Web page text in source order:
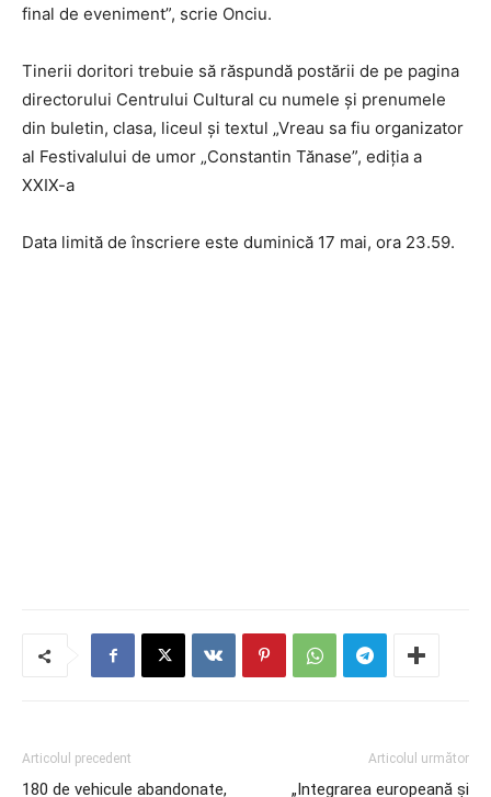
final de eveniment”, scrie Onciu.
Tinerii doritori trebuie să răspundă postării de pe pagina
directorului Centrului Cultural cu numele și prenumele
din buletin, clasa, liceul și textul „Vreau sa fiu organizator
al Festivalului de umor „Constantin Tănase”, ediția a
XXIX-a
Data limită de înscriere este duminică 17 mai, ora 23.59.
Articolul precedent
180 de vehicule abandonate,
Articolul următor
„Integrarea europeană și